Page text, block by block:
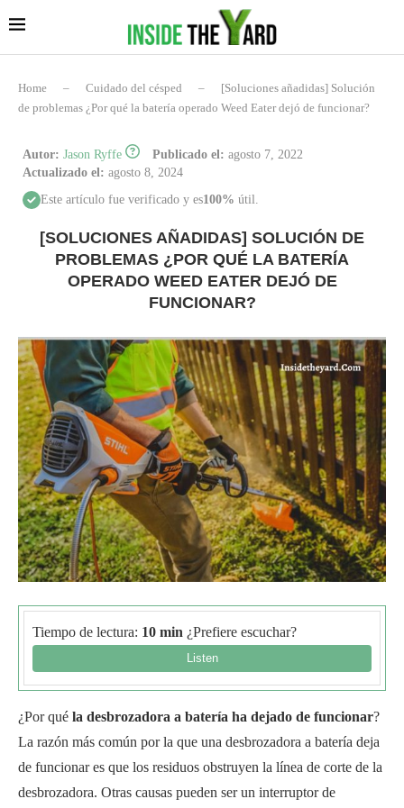
Home – Cuidado del césped –
[Soluciones añadidas] Solución
de problemas ¿Por qué la batería operado Weed Eater dejó de funcionar?
Autor: Jason Ryffe Publicado el: agosto 7, 2022
Actualizado el: agosto 8, 2024
Este artículo fue verificado y es100% útil.
[SOLUCIONES AÑADIDAS] SOLUCIÓN DE
PROBLEMAS ¿POR QUÉ LA BATERÍA
OPERADO WEED EATER DEJÓ DE
FUNCIONAR?
Tiempo de lectura: 10 min ¿Prefiere escuchar?
¿Por qué la desbrozadora a batería ha dejado de funcionar?
La razón más común por la que una desbrozadora a batería deja
de funcionar es que los residuos obstruyen la línea de corte de la
desbrozadora. Otras causas pueden ser un interruptor de